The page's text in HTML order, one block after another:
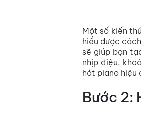
Một số kiến
hiểu được
sẽ giúp bạn
nhịp điệu,
hát piano hiệu
Bước 2: